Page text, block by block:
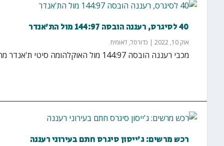
40 לסיגרס, רעננה הובסה 144:97 מול הת'אנדר
אוק 10, 2022 | כדורסל, לאומית
מכבי רעננה הובסה 144:97 מול האוקלהומה סיטי ת'אנדר מהאן.בי.איי במשחק אימון. את רעננה הוביל ג'ייסון...
רכש מרשים: ג'ייסון סיגרס חתם בעירוני רעננה